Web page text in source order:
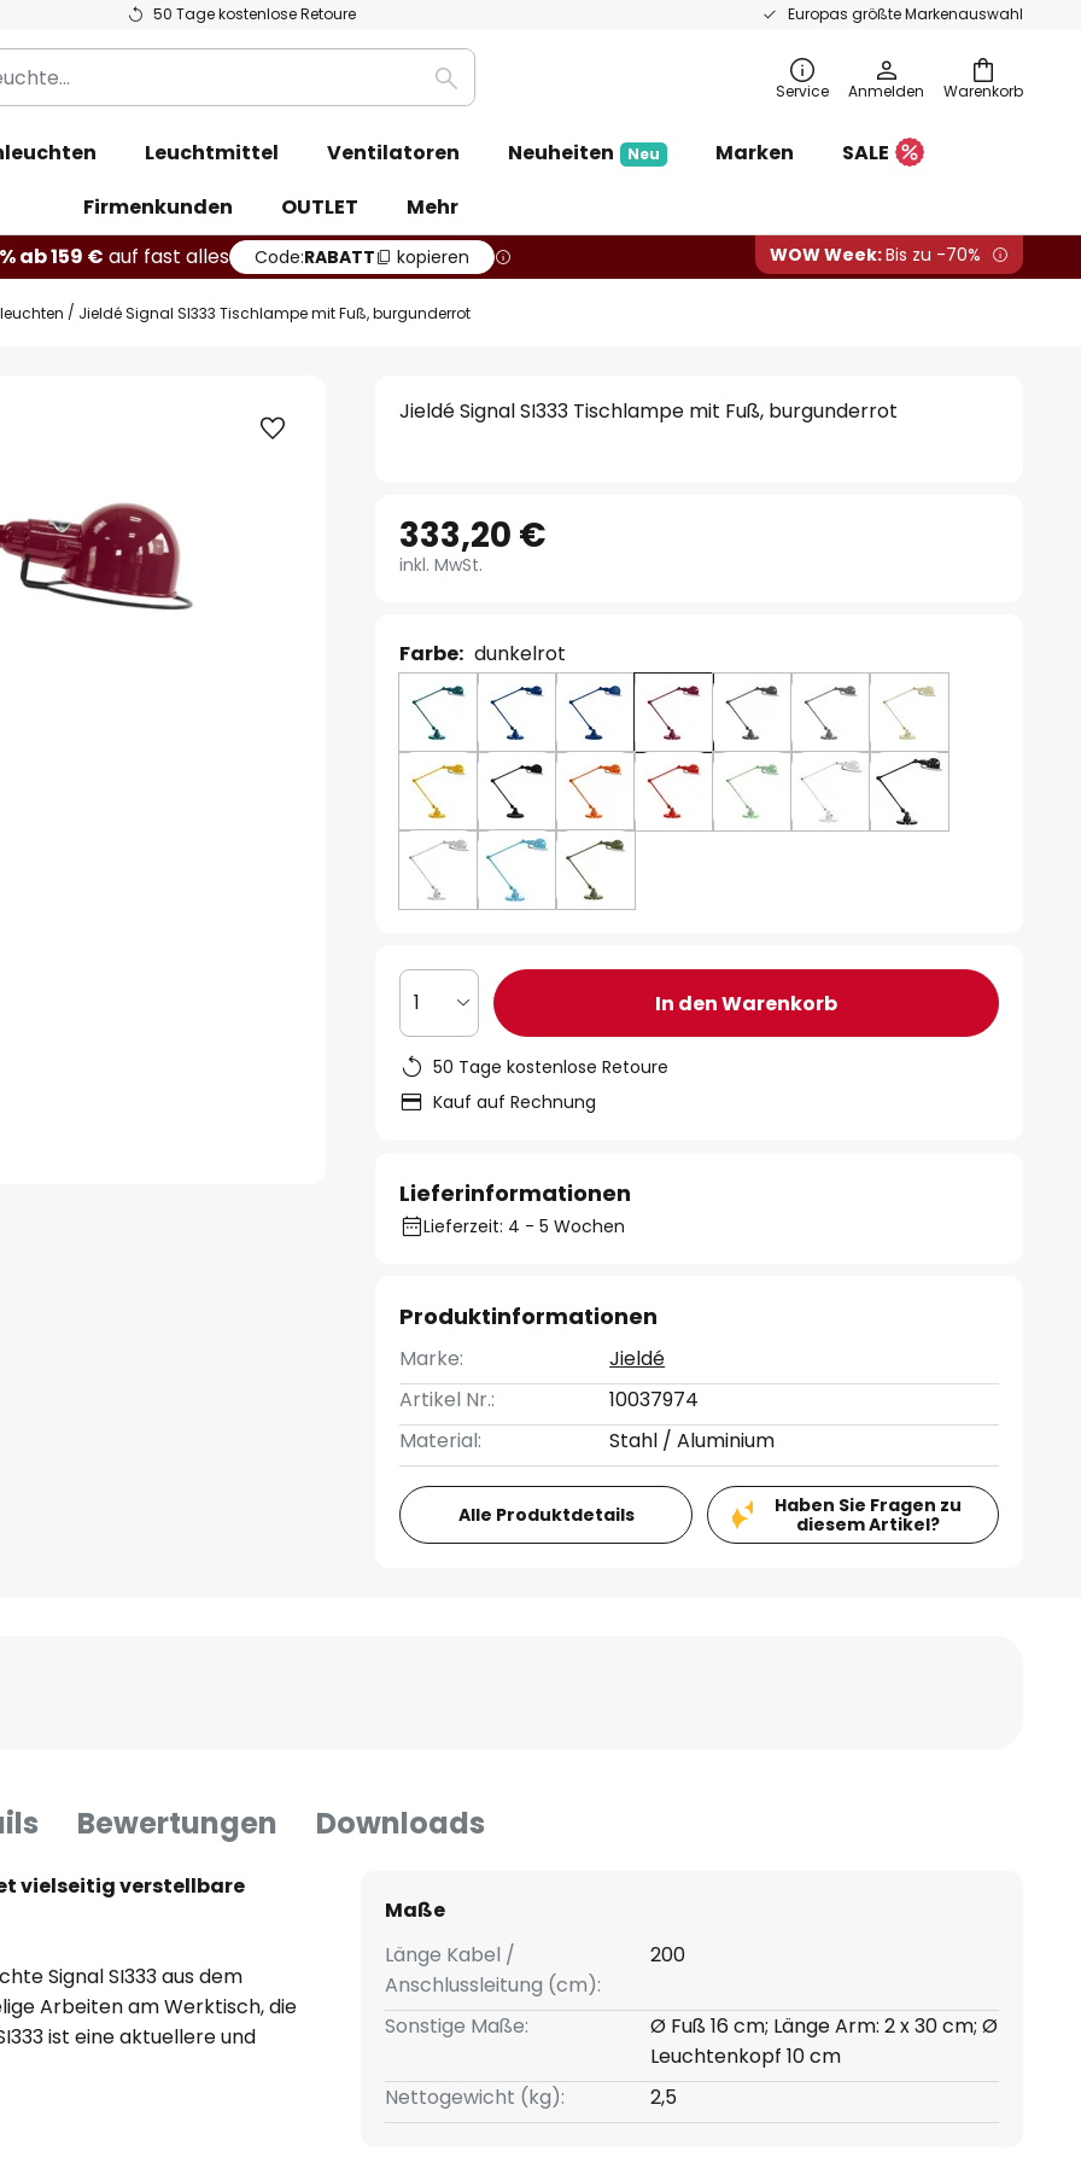
50 Tage kostenlose Retoure Europas größte Markenauswahl
Warenkorb
Suche Service Anmelden
Leuchtmittel Ventilatoren Neuheiten Neu Marken
SALE
Firmenkunden
OUTLET
Mehr
ab 159 € auf fast alles Code:RABATT kopieren WOW Week:Bis zu -70%
Jieldé Signal SI333 Tischlampe mit Fuß, burgunderrot
Jieldé Signal SI333 Tischlampe mit Fuß, burgunderrot
333,20 €
inkl. MwSt.
Farbe: dunkelrot
1 In den Warenkorb
50 Tage kostenlose Retoure
Kauf auf Rechnung
Lieferinformationen
Lieferzeit: 4 - 5 Wochen
Produktinformationen
Marke:
Jieldé
Artikel Nr.:
10037974
Material:
Stahl / Aluminium
Alle Produktdetails
Haben Sie Fragen zu
diesem Artikel?
Bewertungen Downloads
vielseitig verstellbare
Signal SI333 aus dem
Arbeiten am Werktisch, die
ist eine aktuellere und
Leuchte Loft, die der
war es, eine hoch
Maße
Länge Kabel /
Anschlussleitung (cm):
200
Sonstige Maße:
Ø Fuß 16 cm; Länge Arm: 2 x 30 cm; Ø
Leuchtenkopf 10 cm
Nettogewicht (kg):
2,5